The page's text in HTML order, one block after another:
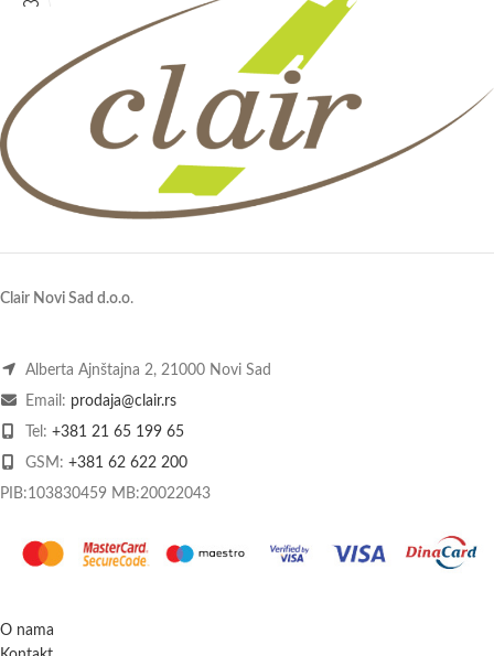
rolne po 6m, odnosno 12m ukupno.
Clair Novi Sad d.o.o.
Alberta Ajnštajna 2, 21000 Novi Sad
Email: prodaja@clair.rs
Tel: +381 21 65 199 65
GSM: +381 62 622 200
PIB:103830459 MB:20022043
O nama